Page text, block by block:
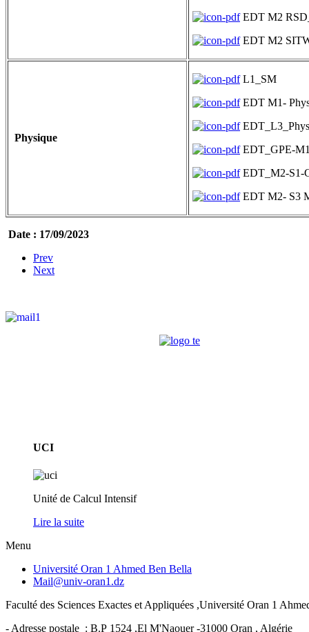
EDT M2
EDT M2
Physique
L1_SM
EDT M1-
EDT_GPE-
EDT_M2-S1-
EDT M2- S3
Date : 17/09/2023
Prev
Next
UCI
Unité de Calcul Intensif
Lire la suite
Menu
Université Oran 1 Ahmed Ben Bella
Mail@univ-oran1.dz
Faculté des Sciences Exactes et Appliquées ,Université Oran 1
- Adresse postale : B.P 1524 ,El M'Naouer -31000 Oran , Algérie